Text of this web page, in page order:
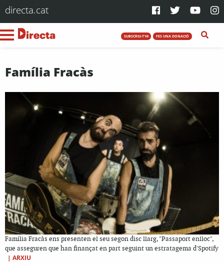
directa.cat
SUBSCRIU-T'HI FES UNA DONACIÓ
Família Fracàs
Família Fracàs ens presenten el seu segon disc llarg, "Passaport enlloc",
que asseguren que han finançat en part seguint un estratagema d'Spotify
| ARXIU